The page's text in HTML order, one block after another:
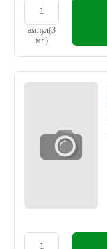
ампул(3
мл)